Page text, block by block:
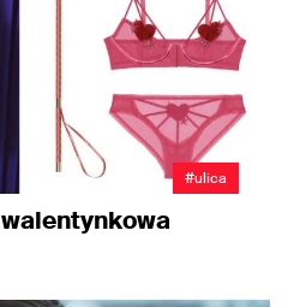
#ulica
walentynkowa